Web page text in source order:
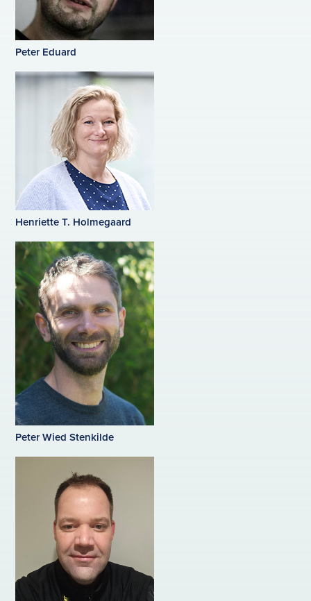
Peter Eduard
Henriette T. Holmegaard
Peter Wied Stenkilde